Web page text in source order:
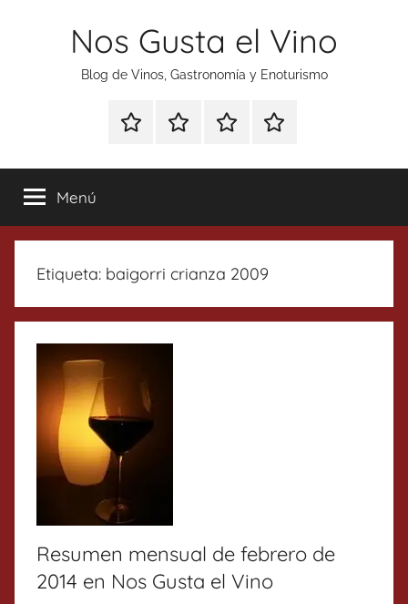
Nos Gusta el Vino
Blog de Vinos, Gastronomía y Enoturismo
Especial
Tonics
Enoturismo
Gastronomía
RankingContacto
Menú
Etiqueta: baigorri crianza 2009
Resumen mensual de febrero de
2014 en Nos Gusta el Vino